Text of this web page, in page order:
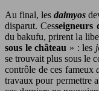
Au final, lesdaimyos
disparut. Cesseigneurs
du bakufu, prirent la
sous le château » : les
se trouvait plus sous le
contrôle de ces fameux
travaux pour permettre